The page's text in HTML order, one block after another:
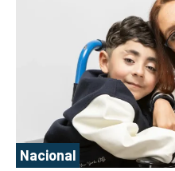
Nacional